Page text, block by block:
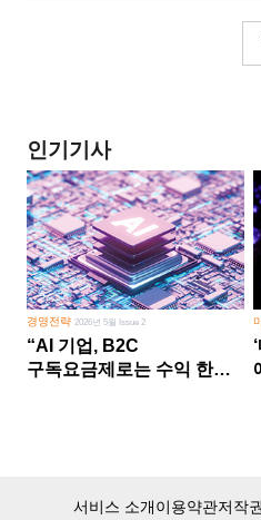
인기기사
경영전략 2026년 5월 Issue 2
“AI 기업, B2C
구독요금제로는 수익 한계
서비스 소개이용약관저작